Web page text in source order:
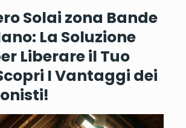
Solai zona Bande
La Soluzione
Liberare il Tuo
IVantaggi dei